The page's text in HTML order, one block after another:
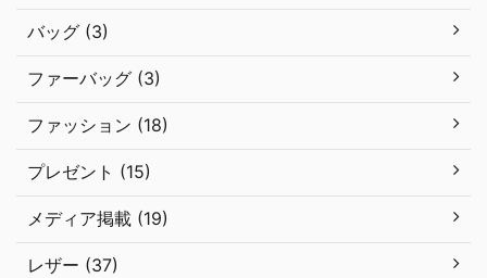
バッグ (3)
ファーバッグ (3)
ファッション (18)
プレゼント (15)
メディア掲載 (19)
レザー (37)